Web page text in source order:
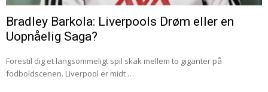
Bradley Barkola: Liverpools Drøm eller en
Uopnåelig Saga?
Forestil dig et langsommeligt spil skak mellem to giganter på
fodboldscenen. Liverpool er midt …